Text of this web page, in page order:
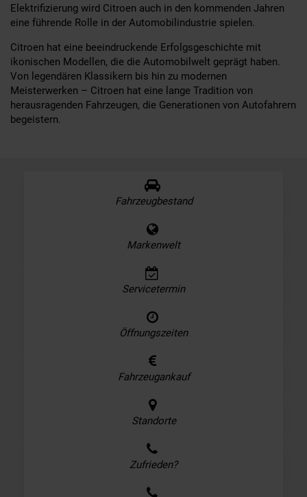
Elektrifizierung wird Citroen auch in den kommenden Jahren
eine führende Rolle in der Automobilindustrie spielen.
Citroen hat eine beeindruckende Erfolgsgeschichte mit
ikonischen Modellen, die die Automobilwelt geprägt haben.
Von legendären Klassikern bis hin zu modernen
Meisterwerken – Citroen hat eine lange Tradition von
herausragenden Fahrzeugen, die Generationen von Autofahrern
begeistern.
Fahrzeugbestand
Markenwelt
Servicetermin
Öffnungszeiten
Fahrzeugankauf
Standorte
Zufrieden?